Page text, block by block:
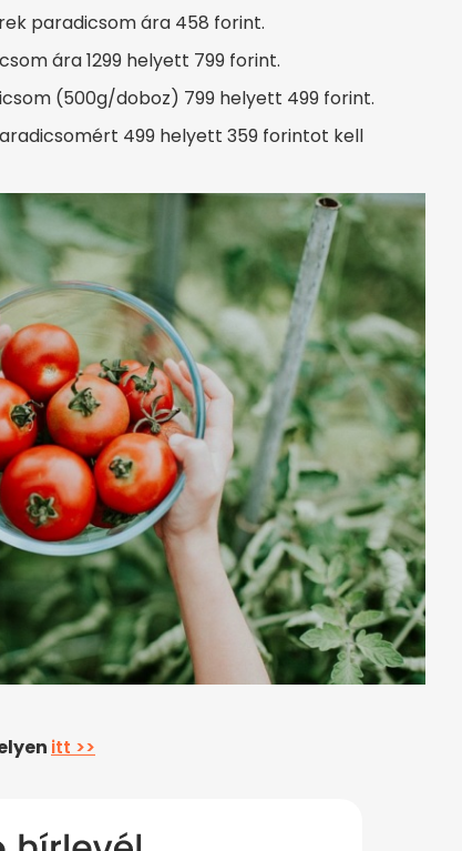
paradicsom ára 458 forint.
ára 1299 helyett 799 forint.
(500g/doboz) 799 helyett 499 forint.
499 helyett 359 forintot kell
itt >>